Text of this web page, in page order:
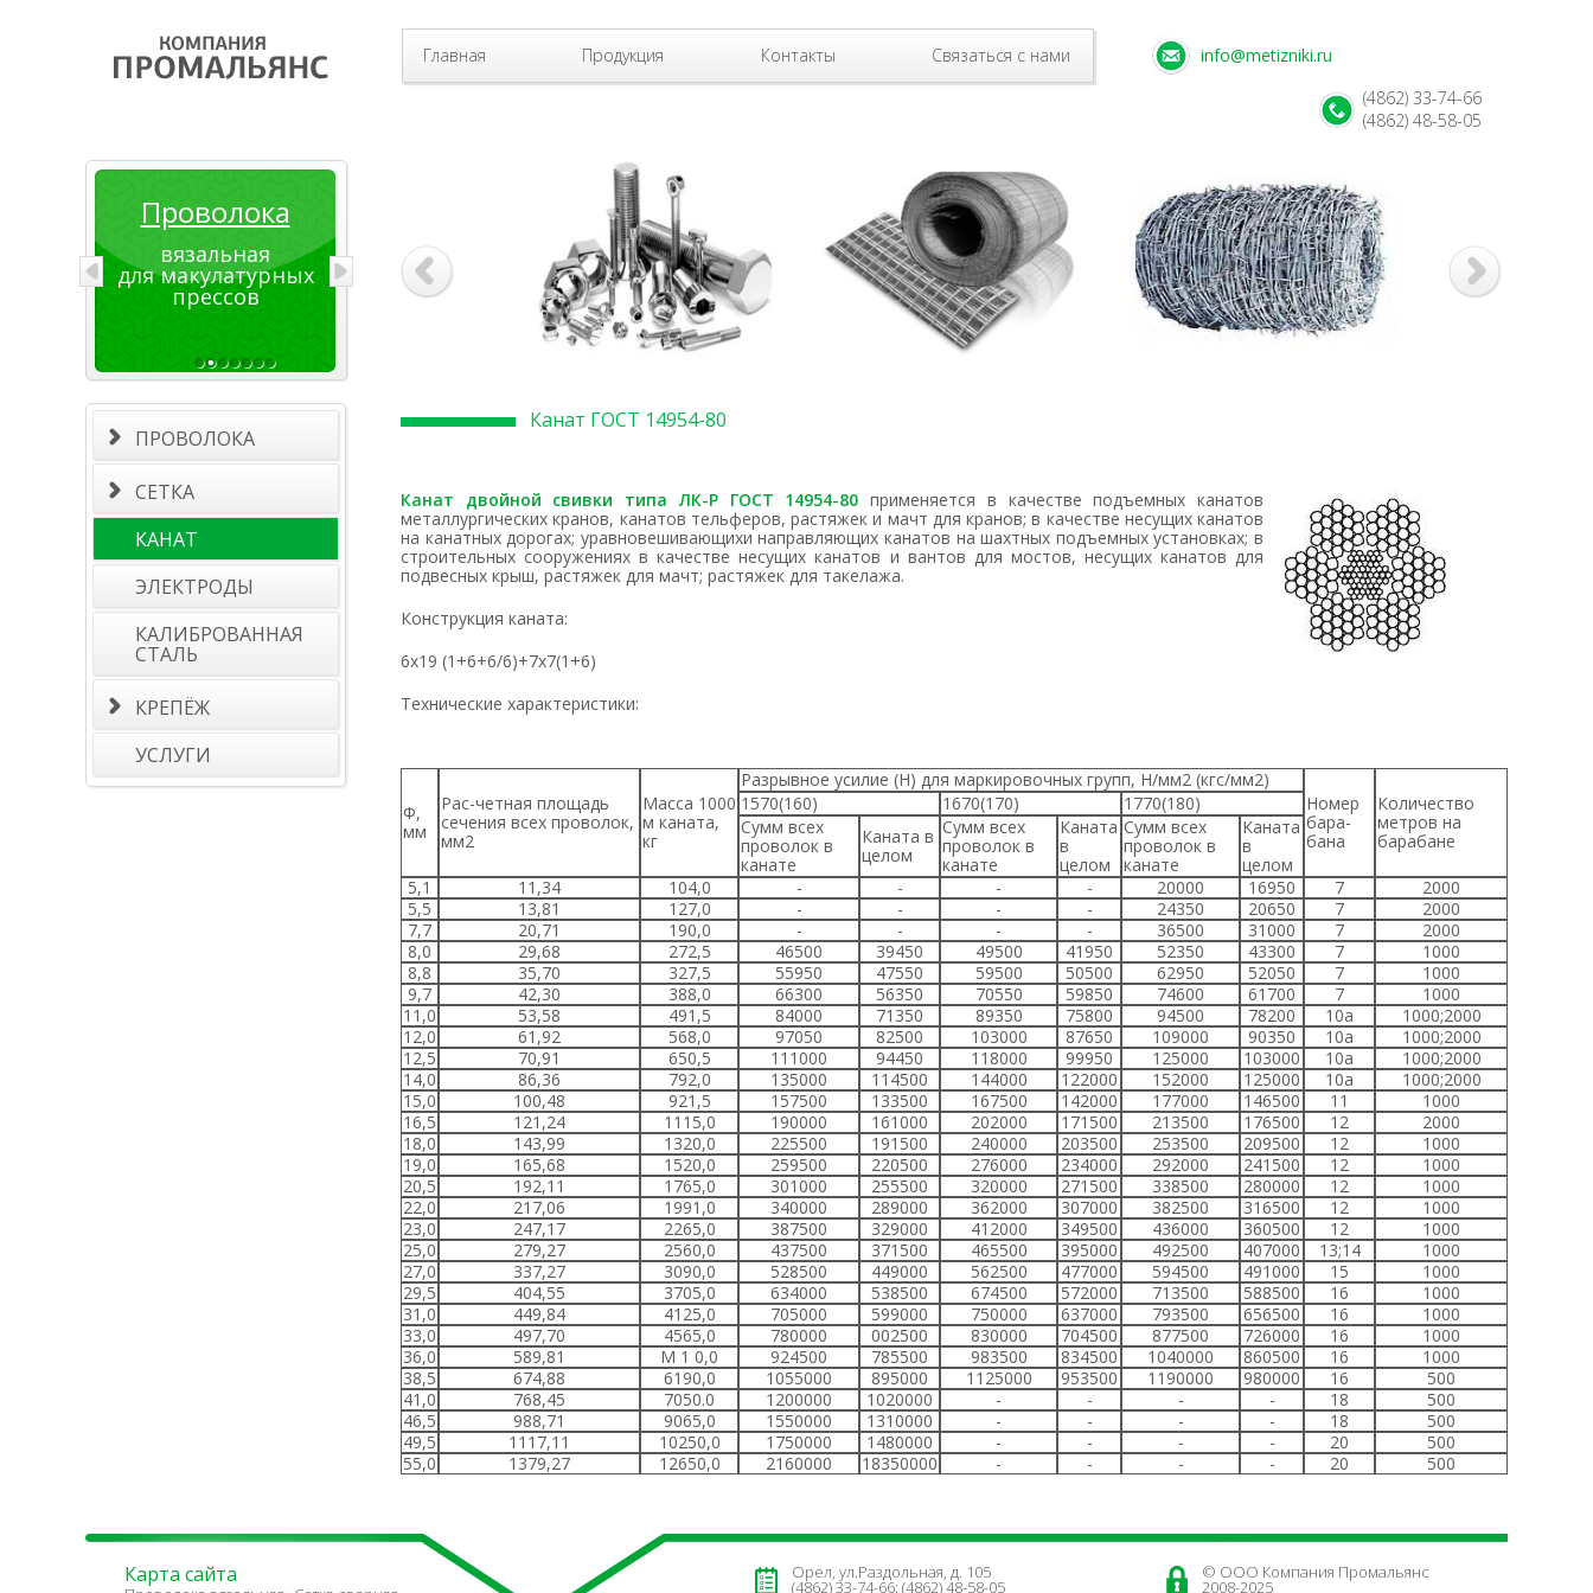
Главная Продукция Контакты Связаться с нами
info@metizniki.ru
(4862) 33-74-66
(4862) 48-58-05
Проволока
вязальная
для макулатурных
прессов
ПРОВОЛОКА
СЕТКА
КАНАТ
ЭЛЕКТРОДЫ
КАЛИБРОВАННАЯ
СТАЛЬ
КРЕПЁЖ
УСЛУГИ
Канат ГОСТ 14954-80
Канат двойной свивки типа ЛК-Р ГОСТ 14954-80 применяется в качестве подъемных канатов
металлургических кранов, канатов тельферов, растяжек и мачт для кранов; в качестве несущих канатов
на канатных дорогах; уравновешивающихи направляющих канатов на шахтных подъемных установках; в
строительных сооружениях в качестве несущих канатов и вантов для мостов, несущих канатов для
подвесных крыш, растяжек для мачт; растяжек для такелажа.
Конструкция каната:
6х19 (1+6+6/6)+7х7(1+6)
Технические характеристики:
Ф,
мм
Рас-четная площадь
сечения всех проволок,
мм2
Масса 1000
м каната,
кг
Разрывное усилие (Н) для маркировочных групп, Н/мм2 (кгс/мм2)
Номер
бара-
бана
Количество
метров на
барабане
1570(160) 1670(170)
1770(180)
Сумм всех
проволок в
канате
Каната в
целом
Сумм всех
проволок в
канате
Каната
в
целом
Сумм всех
проволок в
канате
Каната
в
целом
5,1
11,34 104,0 - - - - 20000 16950 7
2000
5,5
13,81 127,0 - - - - 24350 20650 7
2000
7,7
20,71 190,0 - - - - 36500 31000 7
2000
8,0
29,68 272,5 46500 39450 49500 41950 52350 43300 7
1000
8,8
35,70 327,5 55950 47550 59500 50500 62950 52050 7
1000
9,7
42,30 388,0 66300 56350 70550 59850 74600 61700 7
1000
11,0
53,58 491,5 84000 71350 89350 75800 94500 78200 10а
1000;2000
12,0
61,92 568,0 97050 82500 103000 87650 109000 90350 10а
1000;2000
12,5
70,91 650,5 111000 94450 118000 99950 125000 103000 10а
1000;2000
14,0
86,36 792,0 135000 114500 144000 122000 152000 125000 10а
1000;2000
15,0
100,48 921,5 157500 133500 167500 142000 177000 146500 11
1000
16,5
121,24 1115,0 190000 161000 202000 171500 213500 176500 12
2000
18,0
143,99 1320,0 225500 191500 240000 203500 253500 209500 12
1000
19,0
165,68 1520,0 259500 220500 276000 234000 292000 241500 12
1000
20,5
192,11 1765,0 301000 255500 320000 271500 338500 280000 12
1000
22,0
217,06 1991,0 340000 289000 362000 307000 382500 316500 12
1000
23,0
247,17 2265,0 387500 329000 412000 349500 436000 360500 12
1000
25,0
279,27 2560,0 437500 371500 465500 395000 492500 407000 13;14
1000
27,0
337,27 3090,0 528500 449000 562500 477000 594500 491000 15
1000
29,5
404,55 3705,0 634000 538500 674500 572000 713500 588500 16
1000
31,0
449,84 4125,0 705000 599000 750000 637000 793500 656500 16
1000
33,0
497,70 4565,0 780000 002500 830000 704500 877500 726000 16
1000
36,0
589,81 М 1 0,0 924500 785500 983500 834500 1040000 860500 16
1000
38,5
674,88 6190,0 1055000 895000 1125000 953500 1190000 980000 16
500
41,0
768,45 7050.0 1200000 1020000 - - - - 18
500
46,5
988,71 9065,0 1550000 1310000 - - - - 18
500
49,5
1117,11 10250,0 1750000 1480000 - - - - 20
500
55,0
1379,27 12650,0 2160000 18350000 - - - - 20 500
Карта сайта Орел, ул.Раздольная, д. 105
(4862) 33-74-66; (4862) 48-58-05
© ООО Компания Промальянс
2008-2025